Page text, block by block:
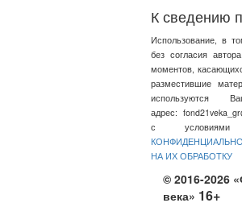
К сведению
Использование, в
без согласия
моментов,
разместившие
используются
адрес:
с
НА ИХ ОБРАБОТКУ
© 2016-2026
века» 16+